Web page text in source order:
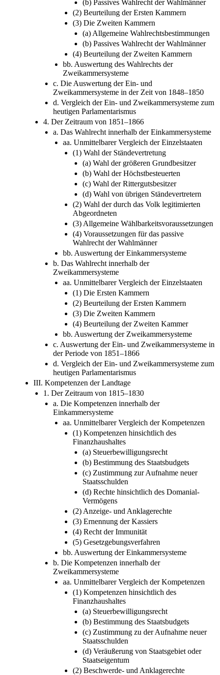
(b) Passives Wahlrecht der Wahlmänner
(2) Beurteilung der Ersten Kammern
(3) Die Zweiten Kammern
(a) Allgemeine Wahlrechtsbestimmungen
(b) Passives Wahlrecht der Wahlmänner
(4) Beurteilung der Zweiten Kammern
bb. Auswertung des Wahlrechts der
Zweikammersysteme
c. Die Auswertung der Ein- und
Zweikammersysteme in der Zeit von 1848–1850
d. Vergleich der Ein- und Zweikammersysteme zum
heutigen Parlamentarismus
4. Der Zeitraum von 1851–1866
a. Das Wahlrecht innerhalb der Einkammersysteme
aa. Unmittelbarer Vergleich der Einzelstaaten
(1) Wahl der Ständevertretung
(a) Wahl der größeren Grundbesitzer
(b) Wahl der Höchstbesteuerten
(c) Wahl der Rittergutsbesitzer
(d) Wahl von übrigen Ständevertretern
(2) Wahl der durch das Volk legitimierten
Abgeordneten
(3) Allgemeine Wählbarkeitsvoraussetzungen
(4) Voraussetzungen für das passive
Wahlrecht der Wahlmänner
bb. Auswertung der Einkammersysteme
b. Das Wahlrecht innerhalb der
Zweikammersysteme
aa. Unmittelbarer Vergleich der Einzelstaaten
(1) Die Ersten Kammern
(2) Beurteilung der Ersten Kammern
(3) Die Zweiten Kammern
(4) Beurteilung der Zweiten Kammer
bb. Auswertung der Zweikammersysteme
c. Auswertung der Ein- und Zweikammersysteme in
der Periode von 1851–1866
d. Vergleich der Ein- und Zweikammersysteme zum
heutigen Parlamentarismus
III. Kompetenzen der Landtage
1. Der Zeitraum von 1815–1830
a. Die Kompetenzen innerhalb der
Einkammersysteme
aa. Unmittelbarer Vergleich der Kompetenzen
(1) Kompetenzen hinsichtlich des
Finanzhaushaltes
(a) Steuerbewilligungsrecht
(b) Bestimmung des Staatsbudgets
(c) Zustimmung zur Aufnahme neuer
Staatsschulden
(d) Rechte hinsichtlich des Domanial-
Vermögens
(2) Anzeige- und Anklagerechte
(3) Ernennung der Kassiers
(4) Recht der Immunität
(5) Gesetzgebungsverfahren
bb. Auswertung der Einkammersysteme
b. Die Kompetenzen innerhalb der
Zweikammersysteme
aa. Unmittelbarer Vergleich der Kompetenzen
(1) Kompetenzen hinsichtlich des
Finanzhaushaltes
(a) Steuerbewilligungsrecht
(b) Bestimmung des Staatsbudgets
(c) Zustimmung zu der Aufnahme neuer
Staatsschulden
(d) Veräußerung von Staatsgebiet oder
Staatseigentum
(2) Beschwerde- und Anklagerechte